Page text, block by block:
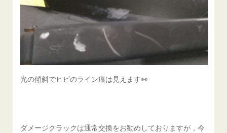
光の傾斜でヒビのライン痕は見えます👀
ダメージクラックは通常交換をお勧めしておりますが，今